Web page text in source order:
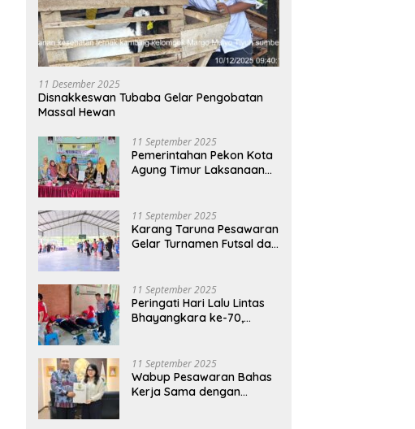
11 Desember 2025
Disnakkeswan Tubaba Gelar Pengobatan
Massal Hewan
11 September 2025
Pemerintahan Pekon Kota
Agung Timur Laksanaan
2026
11 September 2025
Karang Taruna Pesawaran
Gelar Turnamen Futsal dan
11 September 2025
Peringati Hari Lalu Lintas
Bhayangkara ke-70,
Darah Sejuta Harapan
11 September 2025
Wabup Pesawaran Bahas
Kerja Sama dengan